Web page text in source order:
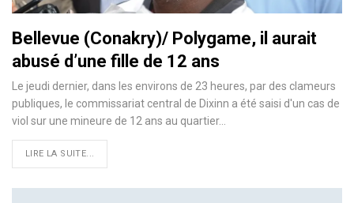
Bellevue (Conakry)/ Polygame, il aurait
abusé d’une fille de 12 ans
Le jeudi dernier, dans les environs de 23 heures, par des clameurs
publiques, le commissariat central de Dixinn a été saisi d'un cas de
viol sur une mineure de 12 ans au quartier…
LIRE LA SUITE...